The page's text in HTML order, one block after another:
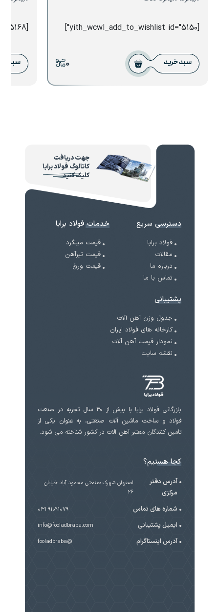
[yith_wcwl_add_to_wishlist id="5150"]
سبد خرید 0
[yith_wcwl_add_to_wishlist id="5168"]
سبد
جهت دریافت
کاتالوگ فولاد برابا
کلیک کنید
دسترسی سریع
فولاد برابا
مقالات
درباره ما
تماس با ما
خدمات فولاد برابا
قیمت میلگرد
قیمت تیرآهن
قیمت ورق
پشتیبانی
جدول وزن آهن آلات
کارخانه های فولاد ایران
نمودار قیمت آهن آلات
نقشه سایت
بازرگانی فولاد برابا با بیش از 30 سال تجربه در صنعت
فولاد و ساخت ماشین آلات صنعتی، به عنوان یکی از
تامین کنندگان معتبر آهن آلات در کشور شناخته می شود.
کجا هستیم؟
آدرس دفتر
مرکزی
اصفهان شهرک صنعتی محمود آباد خیابان
۲۶
شماره های تماس 031-91091079
ایمیل پشتیبانی info@fooladbraba.com
آدرس اینستاگرام @fooladbraba